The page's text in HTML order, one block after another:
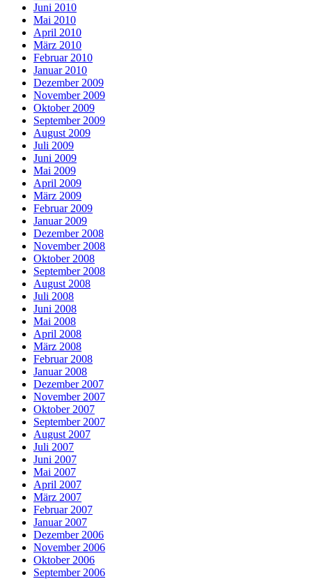
Juni 2010
Mai 2010
April 2010
März 2010
Februar 2010
Januar 2010
Dezember 2009
November 2009
Oktober 2009
September 2009
August 2009
Juli 2009
Juni 2009
Mai 2009
April 2009
März 2009
Februar 2009
Januar 2009
Dezember 2008
November 2008
Oktober 2008
September 2008
August 2008
Juli 2008
Juni 2008
Mai 2008
April 2008
März 2008
Februar 2008
Januar 2008
Dezember 2007
November 2007
Oktober 2007
September 2007
August 2007
Juli 2007
Juni 2007
Mai 2007
April 2007
März 2007
Februar 2007
Januar 2007
Dezember 2006
November 2006
Oktober 2006
September 2006